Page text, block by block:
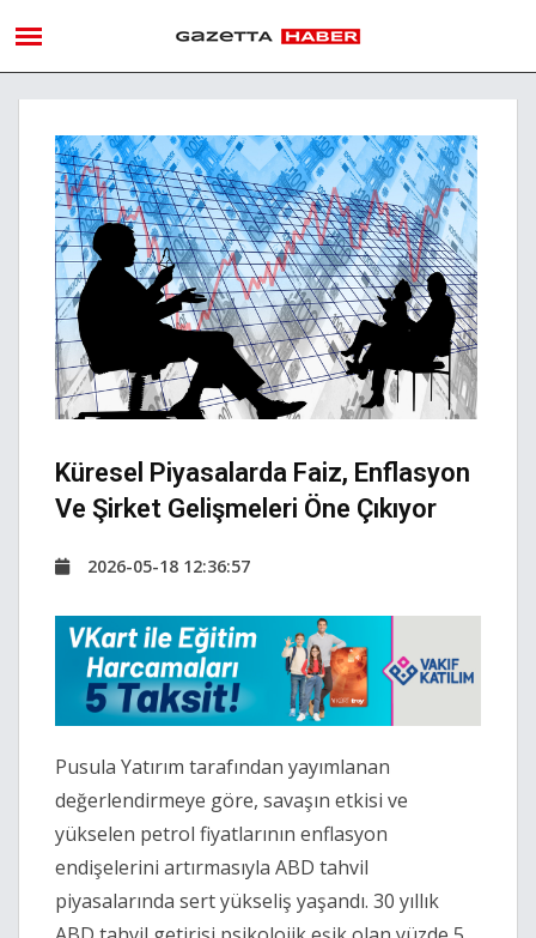
Küresel Piyasalarda Faiz, Enflasyon
Ve Şirket Gelişmeleri Öne Çıkıyor
2026-05-18 12:36:57
Pusula Yatırım tarafından yayımlanan
değerlendirmeye göre, savaşın etkisi ve
yükselen petrol fiyatlarının enflasyon
endişelerini artırmasıyla ABD tahvil
piyasalarında sert yükseliş yaşandı. 30 yıllık